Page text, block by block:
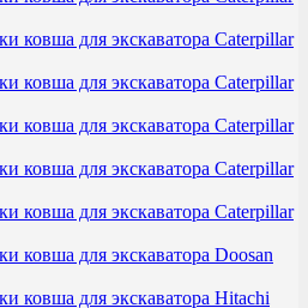
ковша для экскаватора Caterpillar
ковша для экскаватора Caterpillar
ковша для экскаватора Caterpillar
ковша для экскаватора Caterpillar
ковша для экскаватора Caterpillar
ковша для экскаватора Doosan
ковша для экскаватора Hitachi